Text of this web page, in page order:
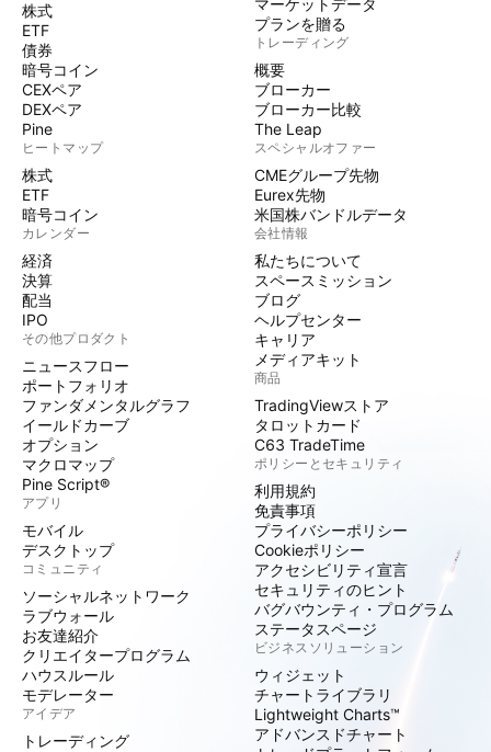
株式
ETF
債券
暗号コイン
CEXペア
DEXペア
Pine
ヒートマップ
株式
ETF
暗号コイン
カレンダー
経済
決算
配当
IPO
その他プロダクト
ニュースフロー
ポートフォリオ
ファンダメンタルグラフ
イールドカーブ
オプション
マクロマップ
Pine Script®
アプリ
モバイル
デスクトップ
コミュニティ
ソーシャルネットワーク
ラブウォール
お友達紹介
クリエイタープログラム
ハウスルール
モデレーター
アイデア
トレーディング
マーケットデータ
プランを贈る
トレーディング
概要
ブローカー
ブローカー比較
The Leap
スペシャルオファー
CMEグループ先物
Eurex先物
米国株バンドルデータ
会社情報
私たちについて
スペースミッション
ブログ
ヘルプセンター
キャリア
メディアキット
商品
TradingViewストア
タロットカード
C63 TradeTime
ポリシーとセキュリティ
利用規約
免責事項
プライバシーポリシー
Cookieポリシー
アクセシビリティ宣言
セキュリティのヒント
バグバウンティ・プログラム
ステータスページ
ビジネスソリューション
ウィジェット
チャートライブラリ
Lightweight Charts™
アドバンスドチャート